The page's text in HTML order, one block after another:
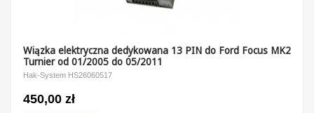
Wiązka elektryczna dedykowana 13 PIN do Ford Focus MK2
Turnier od 01/2005 do 05/2011
Hak-System HS26060517
450,00 zł